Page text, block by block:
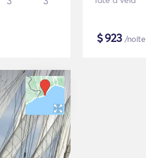
$923 /noite